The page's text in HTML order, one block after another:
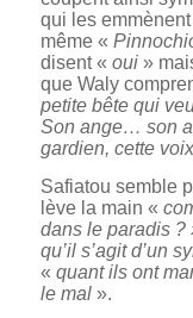
qui les
même «
disent « oui »
que Waly
petite bête qui
Son ange… son
gardien, cette
Safiatou semble
lève la main «
dans le paradis ?
qu’il s’agit d’un
« quant ils ont
le mal».